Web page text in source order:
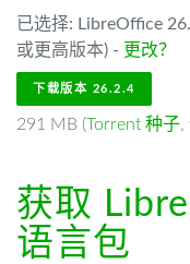
已选择: LibreOffice
或更高版本) - 更改？
下载版本 26.2.4
291 MB (Torrent 种子,
获取
语言包